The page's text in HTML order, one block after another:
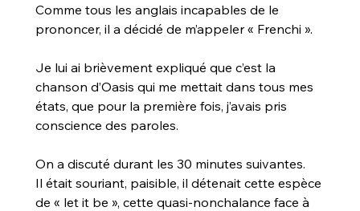
Comme tous les anglais incapables de le
prononcer, il a décidé de m’appeler « Frenchi ».
Je lui ai brièvement expliqué que c’est la
chanson d’Oasis qui me mettait dans tous mes
états, que pour la première fois, j’avais pris
conscience des paroles.
On a discuté durant les 30 minutes suivantes.
Il était souriant, paisible, il détenait cette espèce
de « let it be », cette quasi-nonchalance face à